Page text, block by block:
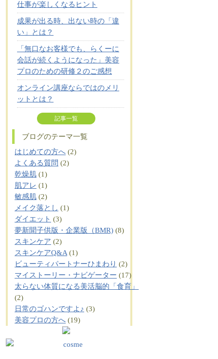
仕事が楽しくなるヒント
成果が出る時、出ない時の「違
い」とは？
「無口なお客様でも、らくーに
会話が続くようになった」美容
プロのための研修２のご感想
オンライン講座ならではのメリ
ットとは？
記事一覧
ブログのテーマ一覧
はじめての方へ (2)
よくある質問 (2)
乾燥肌 (1)
肌アレ (1)
敏感肌 (2)
メイク落とし (1)
ダイエット (3)
夢新聞子供版・企業版（BMR) (8)
スキンケア (2)
スキンケアQ&A (1)
ビューティパートナーひまわり (2)
マイストーリー・ナビゲーター (17)
太らない体質になる美活脳的「食育」
(2)
日常のゴハンですよ♪ (3)
美容プロの方へ (19)